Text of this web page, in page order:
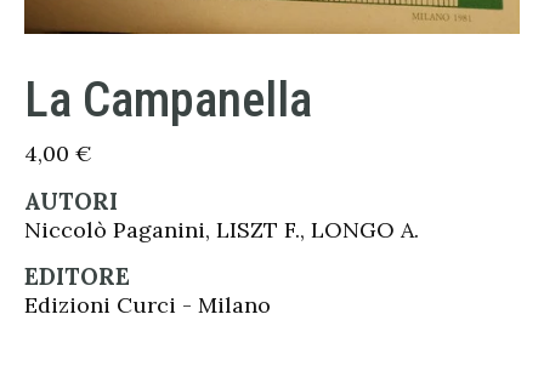
La Campanella
4,00 €
AUTORI
Niccolò Paganini, LISZT F., LONGO A.
EDITORE
Edizioni Curci - Milano